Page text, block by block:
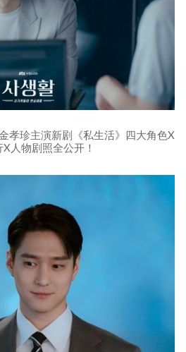
孝珍主演新剧《私生活》四大角色X
人物剧照全公开！